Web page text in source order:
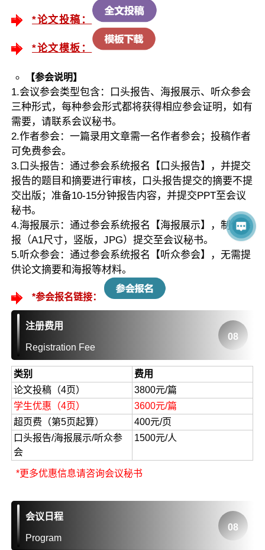
*论文投稿：
*论文模板：
【参会说明】
1.会议参会类型包含：口头报告、海报展示、听众参会
三种形式，每种参会形式都将获得相应参会证明，如有
需要，请联系会议秘书。
2.作者参会：一篇录用文章需一名作者参会；投稿作者
可免费参会。
3.口头报告：通过参会系统报名【口头报告】，并提交
报告的题目和摘要进行审核，口头报告提交的摘要不提
交出版；准备10-15分钟报告内容，并提交PPT至会议
秘书。
4.海报展示：通过参会系统报名【海报展示】，制作海
报（A1尺寸，竖版，JPG）提交至会议秘书。
5.听众参会：通过参会系统报名【听众参会】，无需提
供论文摘要和海报等材料。
*参会报名链接：
注册费用
Registration Fee
08
类别
费用
论文投稿（4页）
3800元/篇
学生优惠（4页）
3600元/篇
超页费（第5页起算）
400元/页
口头报告/海报展示/听众参
会
1500元/人
*更多优惠信息请咨询会议秘书
会议日程
Program
08